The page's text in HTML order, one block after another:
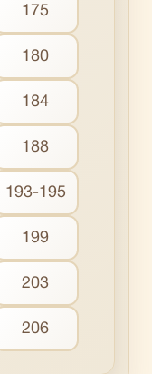
175
180
184
188
193-195
199
203
206